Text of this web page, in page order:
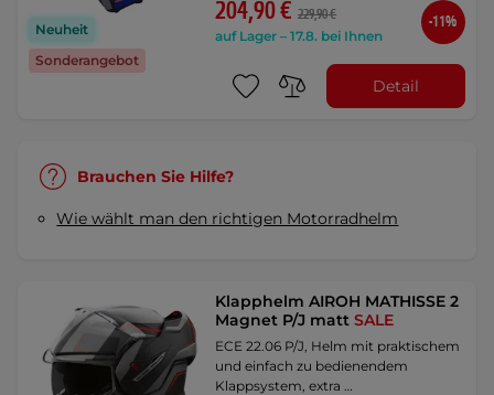
Neuheit
Sonderangebot
204,90 € 229,90 €
auf Lager – 17.8. bei Ihnen
-11%
Detail
Brauchen Sie Hilfe?
Wie wählt man den richtigen Motorradhelm
Klapphelm AIROH MATHISSE 2
Magnet P/J mattSALE
ECE 22.06 P/J, Helm mit praktischem
und einfach zu bedienendem
Klappsystem, extra …